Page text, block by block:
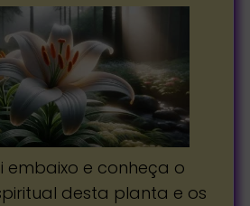
embaixo e conheça o
desta planta e os